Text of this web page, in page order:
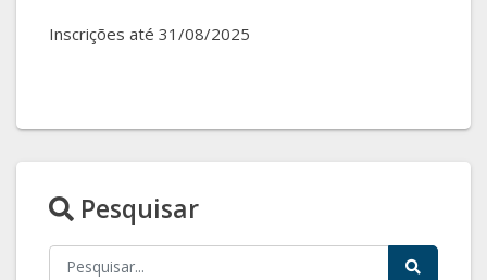
Inscrições até 31/08/2025
Pesquisar